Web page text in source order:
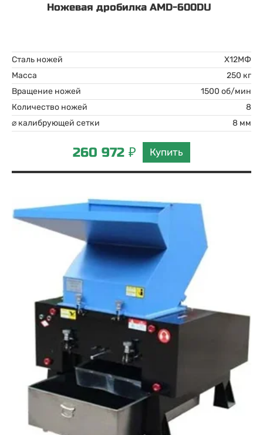
Ножевая дробилка AMD-600DU
Сталь ножей
Х12МФ
Масса
250 кг
Вращение ножей
1500 об/мин
Количество ножей
8
⌀ калибрующей сетки
8 мм
260 972 ₽ Купить